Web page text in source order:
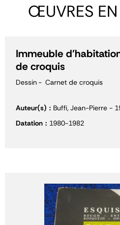
ŒUVRES EN
Immeuble
de croquis
Dessin Carnet de croquis
Auteur(s)
Buffi, Jean-Pierre -
Datation
1980-1982